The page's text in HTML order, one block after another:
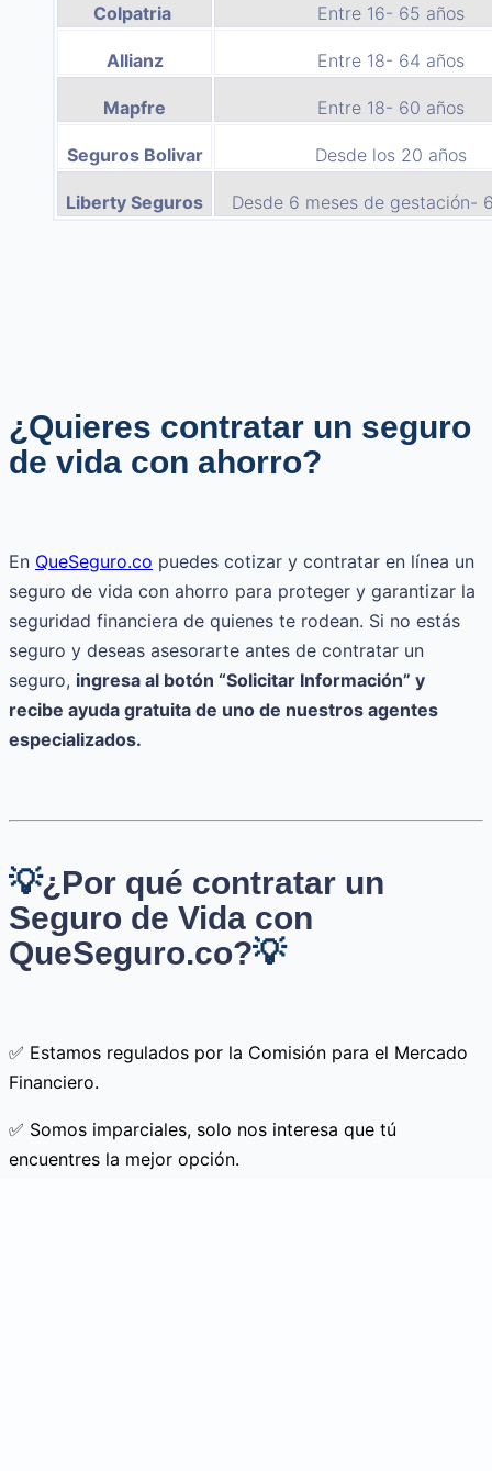
Colpatria Entre 16- 65 años
Allianz Entre 18- 64 años
Mapfre Entre 18- 60 años
Seguros Bolivar Desde los 20 años
Liberty Seguros Desde 6 meses de gestación-
¿Quieres contratar un seguro
de vida con ahorro?
En QueSeguro.co puedes cotizar y contratar en línea un
seguro de vida con ahorro para proteger y garantizar la
seguridad financiera de quienes te rodean. Si no estás
seguro y deseas asesorarte antes de contratar un
seguro, ingresa al botón “Solicitar Información” y
recibe ayuda gratuita de uno de nuestros agentes
especializados.
💡¿Por qué contratar un
Seguro de Vida con
QueSeguro.co?💡
✅ Estamos regulados por la Comisión para el Mercado
Financiero.
✅ Somos imparciales, solo nos interesa que tú
encuentres la mejor opción.